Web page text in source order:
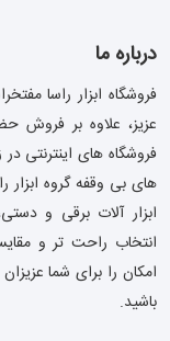
درباره ما
فروشگاه ابزار راسا
عزیز، علاوه بر فروش
فروشگاه های اینترنتی
های بی وقفه گروه ابزار
ابزار آلات برقی و
انتخاب راحت تر و
امکان را برای شما
باشید.